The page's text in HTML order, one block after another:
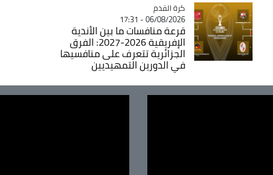
Catégorie
كرة القدم
06/08/2026 - 17:31
قرعة منافسات ما بين الأندية
الإفريقية 2026-2027: الفرق
الجزائرية تتعرف على منافسيها
في الدورين التمهيديين